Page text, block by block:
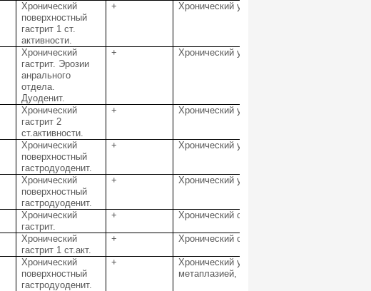
Хронический
поверхностный
гастрит 1 ст.
активности.
+ Хронический умеренновыраженный,
Хронический
гастрит. Эрозии
анрального
отдела.
Дуоденит.
+ Хронический умеренно выраженный
Хронический
гастрит 2
ст.активности.
+ Хронический умеренно-выраженный,
Хронический
поверхностный
гастродуоденит.
+ Хронический умеренно-выраженный,
Хронический
поверхностный
гастродуоденит.
+ Хронический умеренно-выраженный,
Хронический
гастрит.
+ Хронический слабовыраженный
Хронический
гастрит 1 ст.акт.
+ Хронический слабовыраженный
Хронический
поверхностный
гастродуоденит.
+
Хронический умеренно-выраженный,
метаплазией, лимфоидно-клеточной